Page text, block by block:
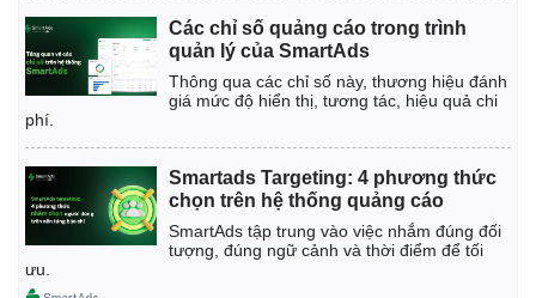
Các chỉ số quảng cáo trong trình
quản lý của SmartAds
Thông qua các chỉ số này, thương hiệu đánh
giá mức độ hiển thị, tương tác, hiệu quả chi
phí.
Smartads Targeting: 4 phương thức
chọn trên hệ thống quảng cáo
SmartAds tập trung vào việc nhắm đúng đối
tượng, đúng ngữ cảnh và thời điểm để tối
ưu.